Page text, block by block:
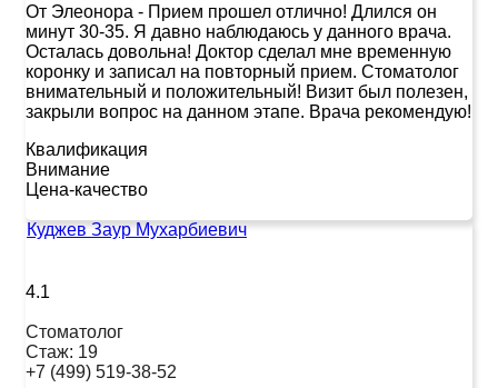
От Элеонора - Прием прошел отлично! Длился он
минут 30-35. Я давно наблюдаюсь у данного врача.
Осталась довольна! Доктор сделал мне временную
коронку и записал на повторный прием. Стоматолог
внимательный и положительный! Визит был полезен,
закрыли вопрос на данном этапе. Врача рекомендую!
Квалификация
Внимание
Цена-качество
Куджев Заур Мухарбиевич
4.1
Стоматолог
Стаж: 19
+7 (499) 519-38-52